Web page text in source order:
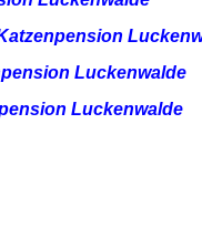
Luckenwalde
Luckenwalde